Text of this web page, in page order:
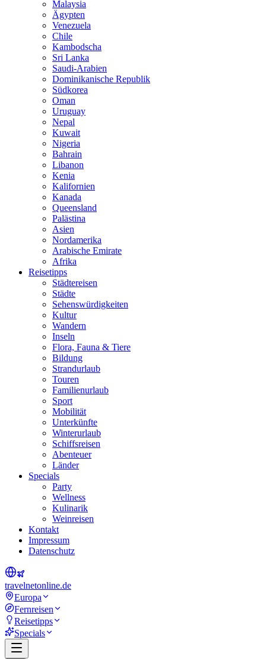
Malaysia
Ägypten
Venezuela
Chile
Kambodscha
Sri Lanka
Saudi-Arabien
Dominikanische Republik
Südkorea
Oman
Uruguay
Nepal
Kuwait
Nigeria
Bahrain
Libanon
Kenia
Kalifornien
Kanada
Queensland
Palästina
Asien
Nordamerika
Arabische Emirate
Afrika
Reisetipps
Städtereisen
Städte
Sehenswürdigkeiten
Kultur
Wandern
Inseln
Flora, Fauna & Tiere
Bildung
Strandurlaub
Touren
Familienurlaub
Sport
Mobilität
Unterkünfte
Winterurlaub
Schiffsreisen
Abenteuer
Länder
Specials
Party
Wellness
Kulinarik
Weinreisen
Kontakt
Impressum
Datenschutz
travelnetonline.de
Europa
Fernreisen
Reisetipps
Specials